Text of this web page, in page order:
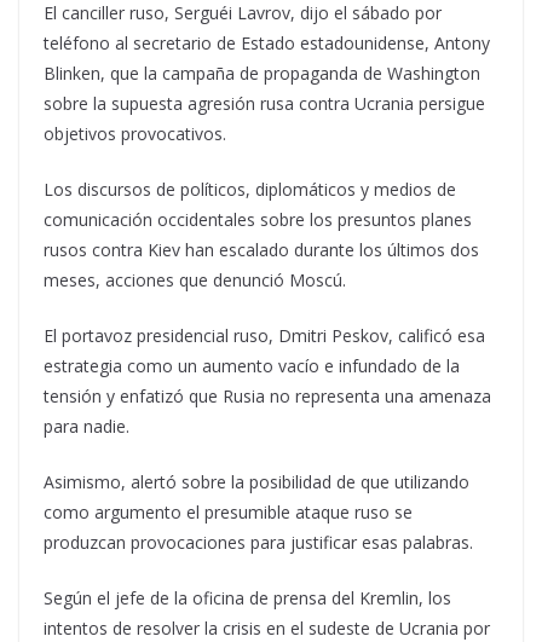
El canciller ruso, Serguéi Lavrov, dijo el sábado por
teléfono al secretario de Estado estadounidense, Antony
Blinken, que la campaña de propaganda de Washington
sobre la supuesta agresión rusa contra Ucrania persigue
objetivos provocativos.
Los discursos de políticos, diplomáticos y medios de
comunicación occidentales sobre los presuntos planes
rusos contra Kiev han escalado durante los últimos dos
meses, acciones que denunció Moscú.
El portavoz presidencial ruso, Dmitri Peskov, calificó esa
estrategia como un aumento vacío e infundado de la
tensión y enfatizó que Rusia no representa una amenaza
para nadie.
Asimismo, alertó sobre la posibilidad de que utilizando
como argumento el presumible ataque ruso se
produzcan provocaciones para justificar esas palabras.
Según el jefe de la oficina de prensa del Kremlin, los
intentos de resolver la crisis en el sudeste de Ucrania por